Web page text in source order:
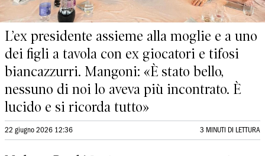
L’ex presidente assieme alla moglie e a uno
dei figli a tavola con ex giocatori e tifosi
biancazzurri. Mangoni: «È stato bello,
nessuno di noi lo aveva più incontrato. È
lucido e si ricorda tutto»
22 giugno 2026 12:36 3 MINUTI DI LETTURA